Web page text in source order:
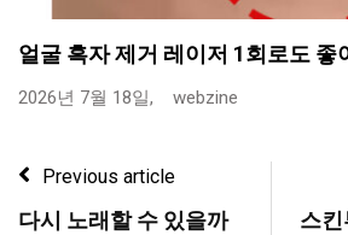
얼굴 흑자 제거 레이저 1회로도 좋
2026년 7월 18일, webzine
Previous article
다시 노래할 수 있을까
스